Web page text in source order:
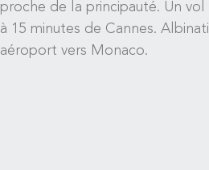
proche de la principauté. Un
à 15 minutes de Cannes.
aéroport vers Monaco.